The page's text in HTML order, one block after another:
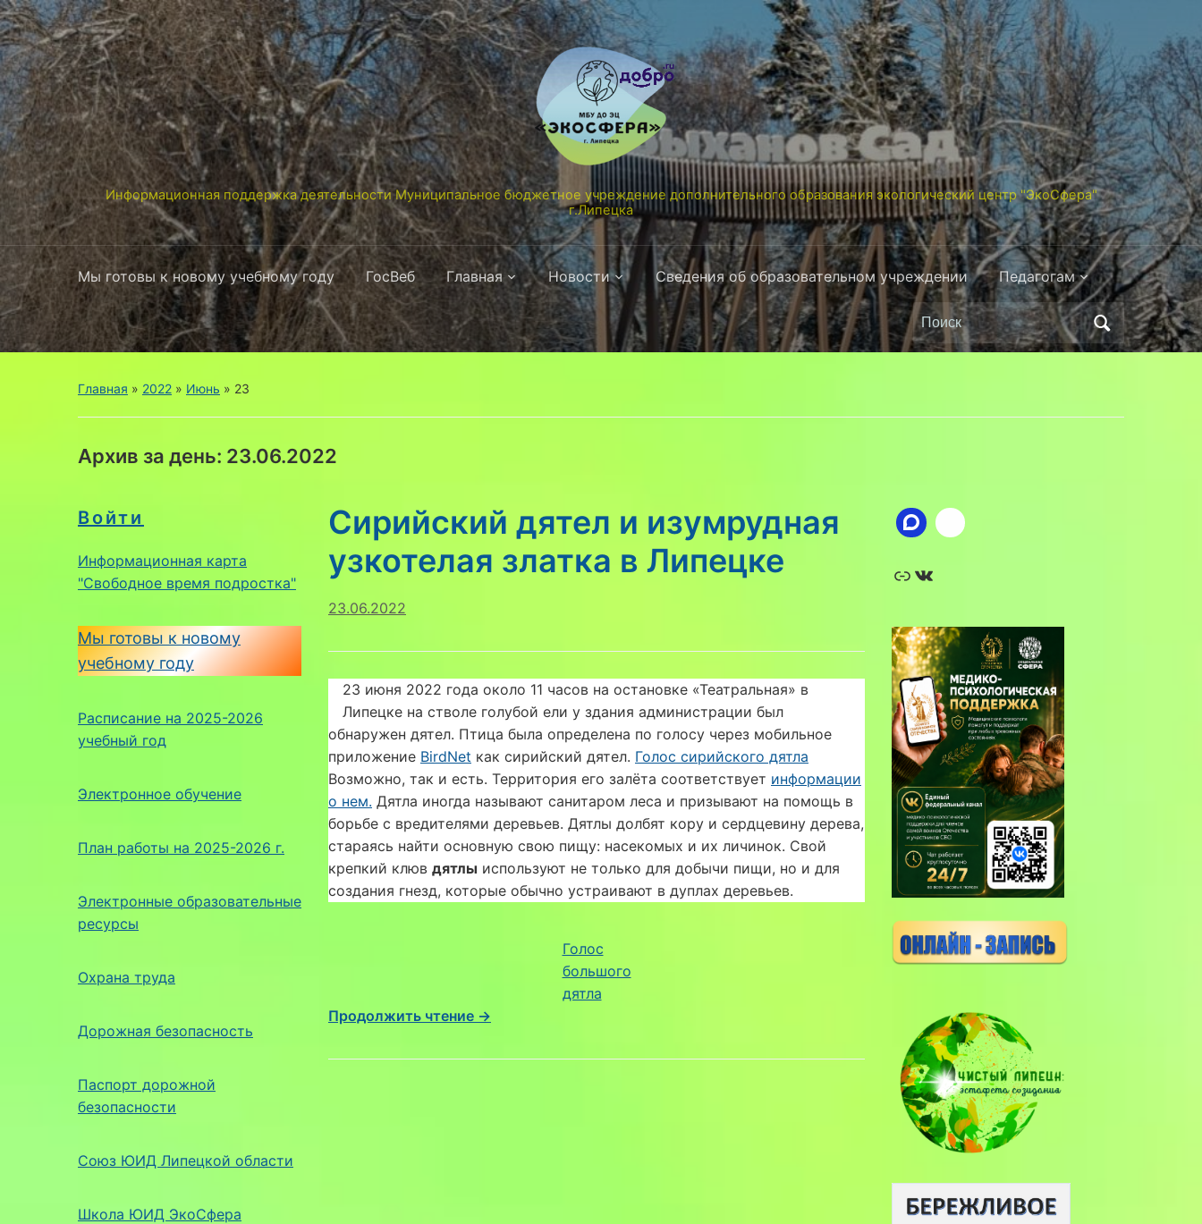
Информационная поддержка деятельности Муниципальное бюджетное учреждение дополнительного образования экологический центр "ЭкоСфера"
г.Липецка
Мы готовы к новому учебному году ГосВеб Главная Новости Сведения об образовательном учреждении Педагогам
Поиск
по:
Главная » 2022 » Июнь » 23
Архив за день: 23.06.2022
Войти
Информационная карта
"Свободное время подростка"
Мы готовы к новому
учебному году
Расписание на 2025-2026
учебный год
Электронное обучение
План работы на 2025-2026 г.
Электронные образовательные
ресурсы
Охрана труда
Дорожная безопасность
Паспорт дорожной
безопасности
Союз ЮИД Липецкой области
Школа ЮИД ЭкоСфера
Сирийский дятел и изумрудная
узкотелая златка в Липецке
23.06.2022
23 июня 2022 года около 11 часов на остановке «Театральная» в
Липецке на стволе голубой ели у здания администрации был
обнаружен дятел. Птица была определена по голосу через мобильное
приложение BirdNet как сирийский дятел. Голос сирийского дятла
Возможно, так и есть. Территория его залёта соответствует информации
о нем. Дятла иногда называют санитаром леса и призывают на помощь в
борьбе с вредителями деревьев. Дятлы долбят кору и сердцевину дерева,
стараясь найти основную свою пищу: насекомых и их личинок. Свой
крепкий клюв дятлы используют не только для добычи пищи, но и для
создания гнезд, которые обычно устраивают в дуплах деревьев.
Голос
большого
дятла
Продолжить чтение →
Ссылка